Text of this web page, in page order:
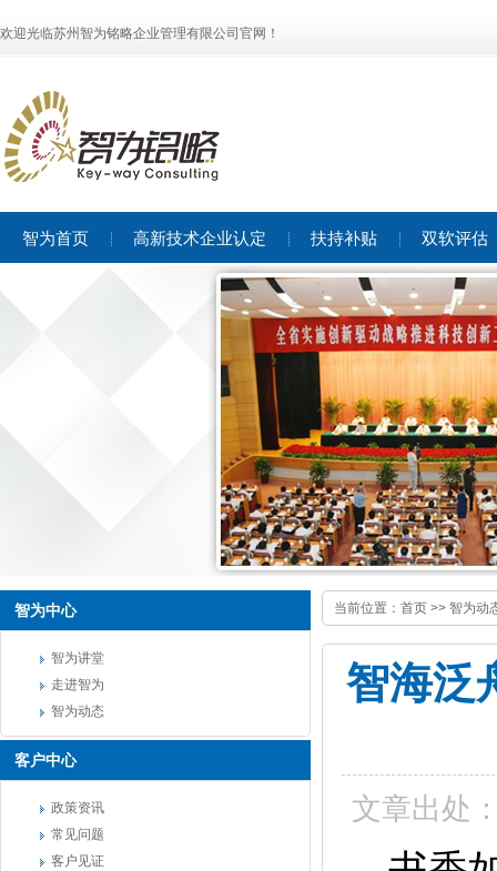
欢迎光临苏州智为铭略企业管理有限公司官网！
智为首页 高新技术企业认定 扶持补贴 双软评估
智为中心
智为讲堂
走进智为
智为动态
客户中心
政策资讯
常见问题
客户见证
当前位置： 首页 >> 智为动
智海泛
文章出处